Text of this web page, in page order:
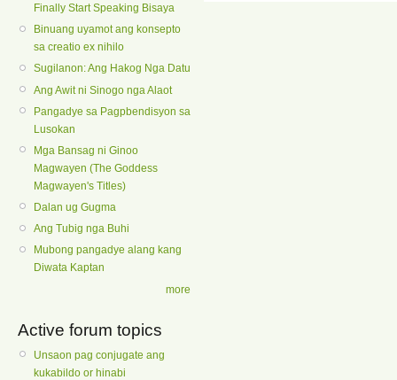
Finally Start Speaking Bisaya
Binuang uyamot ang konsepto
sa creatio ex nihilo
Sugilanon: Ang Hakog Nga Datu
Ang Awit ni Sinogo nga Alaot
Pangadye sa Pagpbendisyon sa
Lusokan
Mga Bansag ni Ginoo
Magwayen (The Goddess
Magwayen's Titles)
Dalan ug Gugma
Ang Tubig nga Buhi
Mubong pangadye alang kang
Diwata Kaptan
more
Active forum topics
Unsaon pag conjugate ang
kukabildo or hinabi